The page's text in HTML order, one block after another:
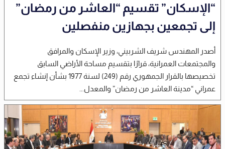
“الإسكان” تقسيم “العاشر من رمضان”
إلى تجمعين بجهازين منفصلين
أصدر المهندس شريف الشربيني، وزير الإسكان والمرافق
والمجتمعات العمرانية، قرارًا بتقسيم مساحة الأراضي السابق
تخصيصها بالقرار الجمهوري رقم (249) لسنة 1977 بشأن إنشاء تجمع
عمراني “مدينة العاشر من رمضان” والمعدل...